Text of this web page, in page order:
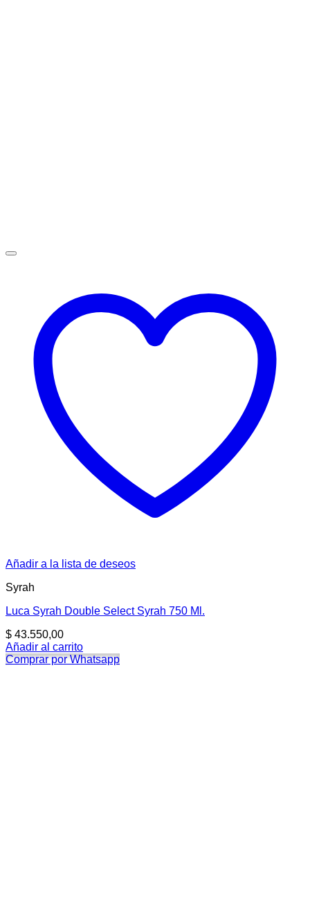
Añadir a la lista de deseos
Syrah
Luca Syrah Double Select Syrah 750 Ml.
$ 43.550,00
Añadir al carrito
Comprar por Whatsapp